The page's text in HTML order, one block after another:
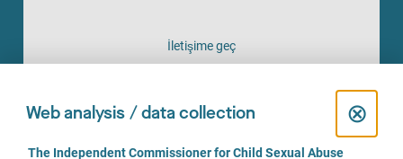
İletişime geç
HIZMETI SAĞLAYAN
Web analysis / data collection ⊗
C
l
C
The Independent Commissioner for Child Sexual Abuse